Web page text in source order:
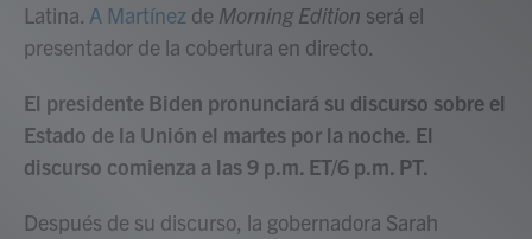
Latina. A Martínez de Morning Edition será el
presentador de la cobertura en directo.
El presidente Biden pronunciará su discurso sobre el
Estado de la Unión el martes por la noche. El
discurso comienza a las 9 p.m. ET/6 p.m. PT.
Después de su discurso, la gobernadora Sarah